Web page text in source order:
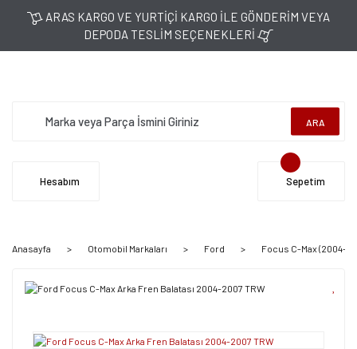
ARAS KARGO VE YURTİÇİ KARGO İLE GÖNDERİM VEYA
DEPODA TESLİM SEÇENEKLERİ
ARA
Hesabım Sepetim
Anasayfa Otomobil Markaları Ford Focus C-Max (2004-